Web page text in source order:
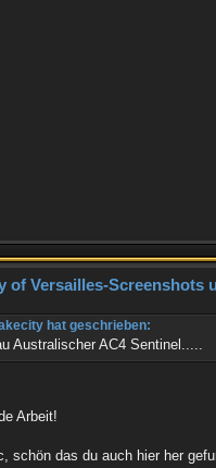
of Versailles-Screenshots
hat geschrieben:
Australischer AC4 Sentinel.....
Arbeit!
schön das du auch hier her